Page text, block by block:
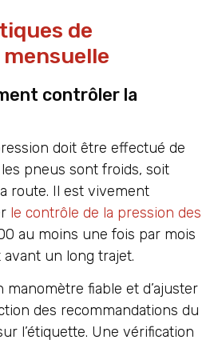
de
contrôler la
doit être effectué de
pneus sont froids, soit
route. Il est vivement
le contrôle de la pression des
au moins une fois par mois
un long trajet.
manomètre fiable et d’ajuster
des recommandations du
l’étiquette. Une vérification